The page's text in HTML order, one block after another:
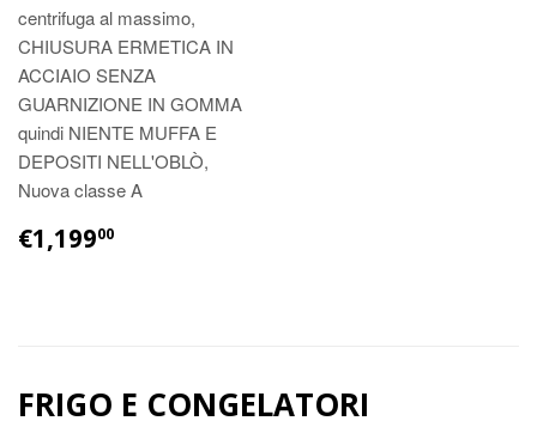
centrifuga al massimo,
CHIUSURA ERMETICA IN
ACCIAIO SENZA
GUARNIZIONE IN GOMMA
quindi NIENTE MUFFA E
DEPOSITI NELL'OBLÒ,
Nuova classe A
€1,19900
FRIGO E CONGELATORI